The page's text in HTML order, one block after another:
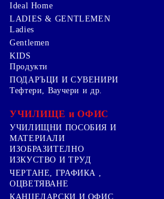
Ideal Home
LADIES & GENTLEMEN
Ladies
Gentlemen
KIDS
Продукти
ПОДАРЪЦИ И СУВЕНИРИ
Тефтери, Ваучери и др.
УЧИЛИЩЕ и ОФИС
УЧИЛИЩНИ ПОСОБИЯ И
МАТЕРИАЛИ
ИЗОБРАЗИТЕЛНО
ИЗКУСТВО И ТРУД
ЧЕРТАНЕ, ГРАФИКА ,
ОЦВЕТЯВАНЕ
КАНЦЕЛАРСКИ И ОФИС